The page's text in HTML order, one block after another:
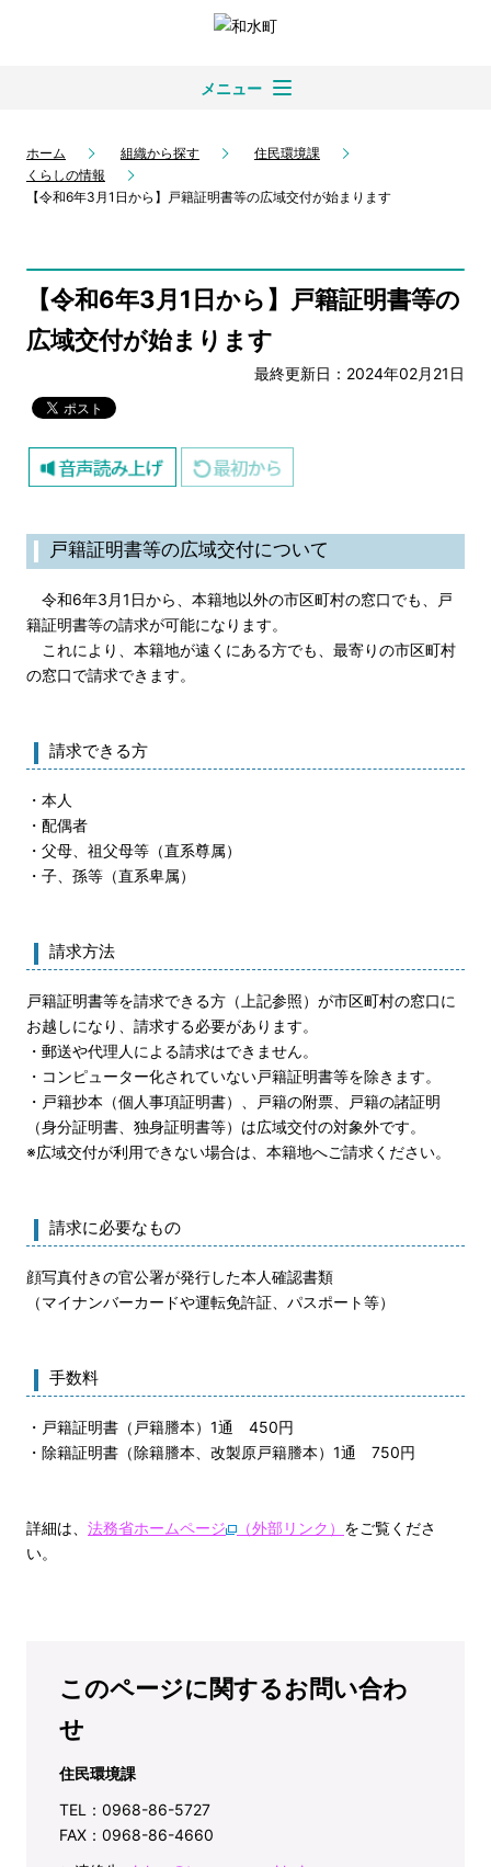
メニュー
ホーム 組織から探す
住民環境課
くらしの情報
【令和6年3月1日から】戸籍証明書等の広域交付が始まります
【令和6年3月1日から】戸籍証明書等の
広域交付が始まります
最終更新日：2024年02月21日
戸籍証明書等の広域交付について
令和6年3月1日から、本籍地以外の市区町村の窓口でも、戸
籍証明書等の請求が可能になります。
これにより、本籍地が遠くにある方でも、最寄りの市区町村
の窓口で請求できます。
請求できる方
・本人
・配偶者
・父母、祖父母等（直系尊属）
・子、孫等（直系卑属）
請求方法
戸籍証明書等を請求できる方（上記参照）が市区町村の窓口に
お越しになり、請求する必要があります。
・郵送や代理人による請求はできません。
・コンピューター化されていない戸籍証明書等を除きます。
・戸籍抄本（個人事項証明書）、戸籍の附票、戸籍の諸証明
（身分証明書、独身証明書等）は広域交付の対象外です。
※広域交付が利用できない場合は、本籍地へご請求ください。
請求に必要なもの
顔写真付きの官公署が発行した本人確認書類
（マイナンバーカードや運転免許証、パスポート等）
手数料
・戸籍証明書（戸籍謄本）1通 450円
・除籍証明書（除籍謄本、改製原戸籍謄本）1通 750円
詳細は、 法務省ホームページ （外部リンク） をご覧くださ
い。
このページに関するお問い合わ
せ
住民環境課
TEL：0968-86-5727
FAX：0968-86-4660